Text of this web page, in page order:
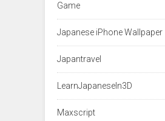
Game
Japanese iPhone Wallpaper
Japantravel
LearnJapaneseIn3D
Maxscript